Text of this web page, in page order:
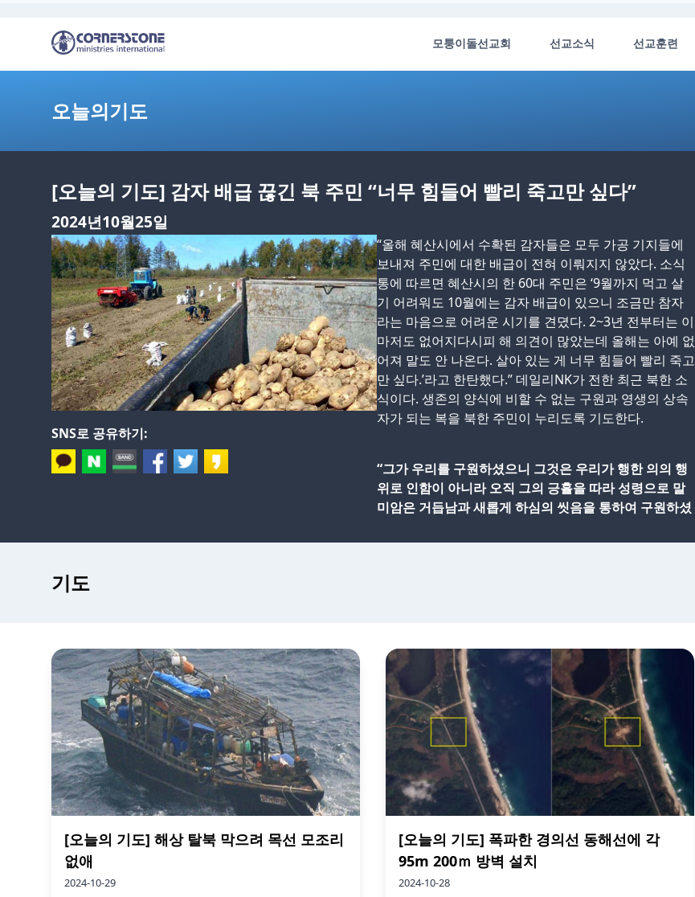
모퉁이돌선교회 선교소식 선교훈련
오늘의기도
[오늘의 기도] 감자 배급 끊긴 북 주민 “너무 힘들어 빨리 죽고만 싶다”
2024년10월25일
SNS로 공유하기:
“올해 혜산시에서 수확된 감자들은 모두 가공 기지들에
보내져 주민에 대한 배급이 전혀 이뤄지지 않았다. 소식
통에 따르면 혜산시의 한 60대 주민은 ‘9월까지 먹고 살
기 어려워도 10월에는 감자 배급이 있으니 조금만 참자
라는 마음으로 어려운 시기를 견뎠다. 2~3년 전부터는 이
마저도 없어지다시피 해 의견이 많았는데 올해는 아예 없
어져 말도 안 나온다. 살아 있는 게 너무 힘들어 빨리 죽고
만 싶다.’라고 한탄했다.” 데일리NK가 전한 최근 북한 소
식이다. 생존의 양식에 비할 수 없는 구원과 영생의 상속
자가 되는 복을 북한 주민이 누리도록 기도한다.
“그가 우리를 구원하셨으니 그것은 우리가 행한 의의 행
위로 인함이 아니라 오직 그의 긍휼을 따라 성령으로 말
미암은 거듭남과 새롭게 하심의 씻음을 통하여 구원하셨
기도
[오늘의 기도] 해상 탈북 막으려 목선 모조리
없애
2024-10-29
[오늘의 기도] 폭파한 경의선 동해선에 각
95m 200ｍ 방벽 설치
2024-10-28